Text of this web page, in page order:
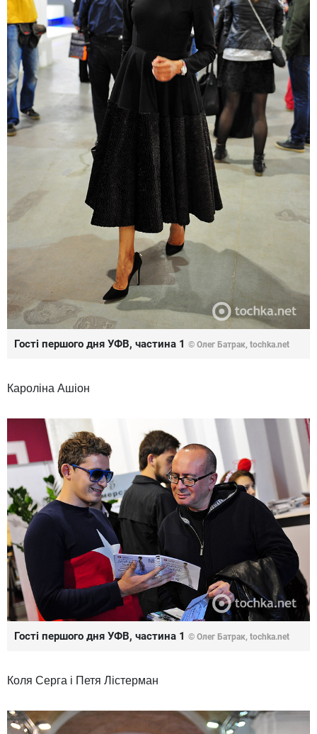
Гості першого дня УФВ, частина 1 © Олег Батрак, tochka.net
Кароліна Ашіон
Гості першого дня УФВ, частина 1 © Олег Батрак, tochka.net
Коля Серга і Петя Лістерман